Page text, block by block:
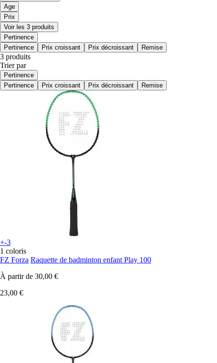
Age
Prix
Voir les 3 produits
Pertinence
Pertinence
Prix croissant Prix décroissant Remise
3 produits
Trier par
Pertinence
Pertinence
Prix croissant Prix décroissant Remise
+-3
1 coloris
FZ Forza Raquette de badminton enfant Play 100
À partir de 30,00 €
23,00 €